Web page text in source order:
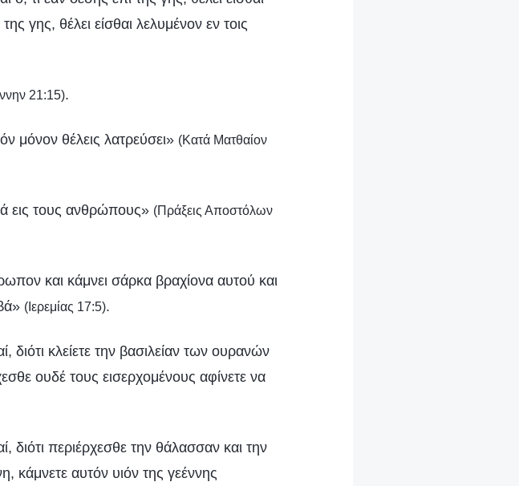
γης, θέλει είσθαι λελυμένον εν τοις
21:15).
μόνον θέλεις λατρεύσει» (Κατά Ματθαίον
εις τους ανθρώπους» (Πράξεις Αποστόλων
και κάμνει σάρκα βραχίονα αυτού και
(Ιερεμίας 17:5).
διότι κλείετε την βασιλείαν των ουρανών
ουδέ τους εισερχομένους αφίνετε να
διότι περιέρχεσθε την θάλασσαν και την
κάμνετε αυτόν υιόν της γεέννης